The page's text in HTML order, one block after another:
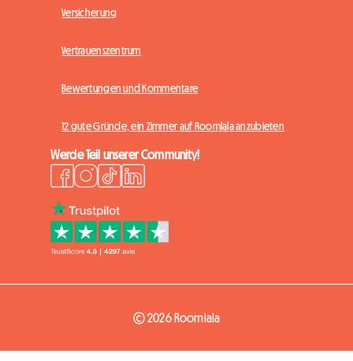
Versicherung
Vertrauenszentrum
Bewertungen und Kommentare
12 gute Gründe, ein Zimmer auf Roomlala anzubieten
Werde Teil unserer Community!
© 2026 Roomlala